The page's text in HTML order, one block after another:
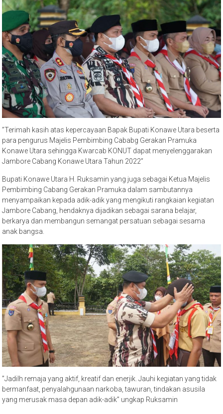
”Terimah kasih atas kepercayaan Bapak Bupati Konawe Utara beserta
para pengurus Majelis Pembimbing Cababg Gerakan Pramuka
Konawe Utara sehingga Kwarcab KONUT dapat menyelenggarakan
Jambore Cabang Konawe Utara Tahun 2022”
Bupati Konawe Utara H. Ruksamin yang juga sebagai Ketua Majelis
Pembimbing Cabang Gerakan Pramuka dalam sambutannya
menyampaikan kepada adik-adik yang mengikuti rangkaian kegiatan
Jambore Cabang, hendaknya dijadikan sebagai sarana belajar,
berkarya dan membangun semangat persatuan sebagai sesama
anak bangsa.
”Jadilh remaja yang aktif, kreatif dan enerjik. Jauhi kegiatan yang tidak
bermanfaat, penyalahgunaan narkoba, tawuran, tindakan asusila
yang merusak masa depan adik-adik” ungkap Ruksamin